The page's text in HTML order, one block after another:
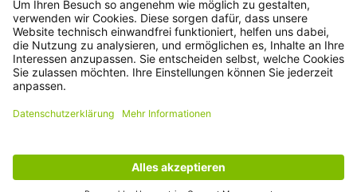
© Copyright 2026 moosobjekt.de